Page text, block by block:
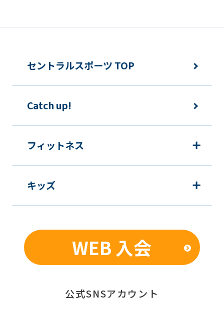
ご利用上の諸連絡や利用状況の確認の
む）等、新商品・サービスの立案・開
発・実施のため
新商品・サービスやイベント情報を含
個人を特定できないよう加工したうえ
での統計的なデータの作成、活用、公
■個人情報の管理
報は、適切かつ慎重に管理し、漏洩、改
ざん、紛失等がないよう適正な管理に努
セントラルスポーツ TOP
Catch up!
フィットネス
キッズ
WEB 入会
公式SNSアカウント